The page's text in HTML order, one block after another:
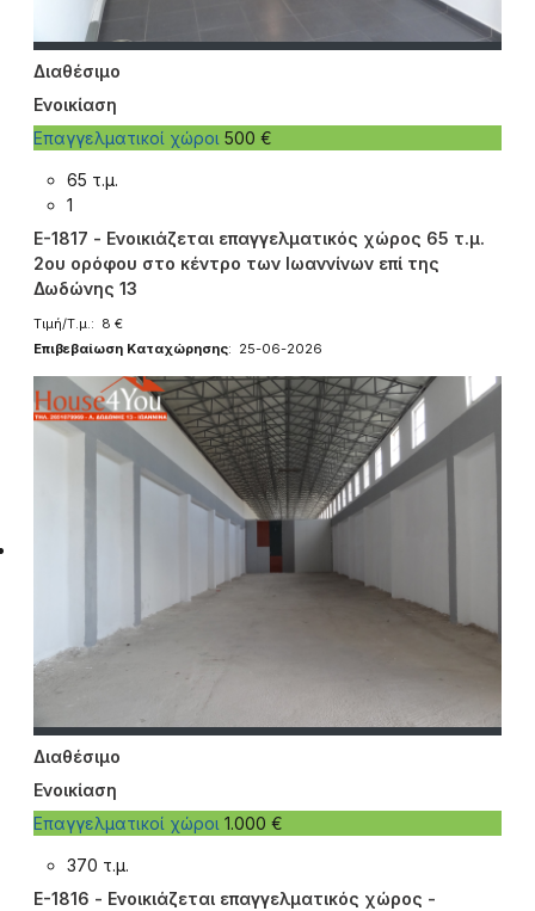
Διαθέσιμο
Ενοικίαση
Επαγγελματικοί χώροι 500 €
65 τ.μ.
1
E-1817 - Ενοικιάζεται επαγγελματικός χώρος 65 τ.μ.
2ου ορόφου στο κέντρο των Ιωαννίνων επί της
Δωδώνης 13
Τιμή/Τ.μ.: 8 €
Επιβεβαίωση Καταχώρησης: 25-06-2026
Διαθέσιμο
Ενοικίαση
Επαγγελματικοί χώροι 1.000 €
370 τ.μ.
E-1816 - Ενοικιάζεται επαγγελματικός χώρος -